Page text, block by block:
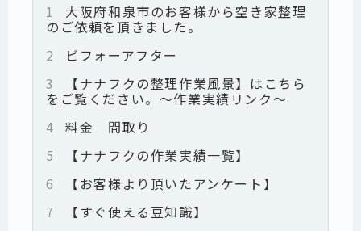
1 大阪府和泉市のお客様から空き家整理
のご依頼を頂きました。
2
ビフォーアフター
3
【ナナフクの整理作業風景】はこちら
をご覧ください。～作業実績リンク～
4
料金 間取り
5
【ナナフクの作業実績一覧】
6
【お客様より頂いたアンケート】
7
【すぐ使える豆知識】